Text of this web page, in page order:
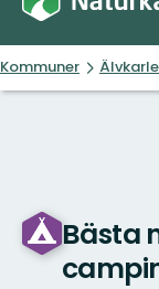
Kommuner
Bästa